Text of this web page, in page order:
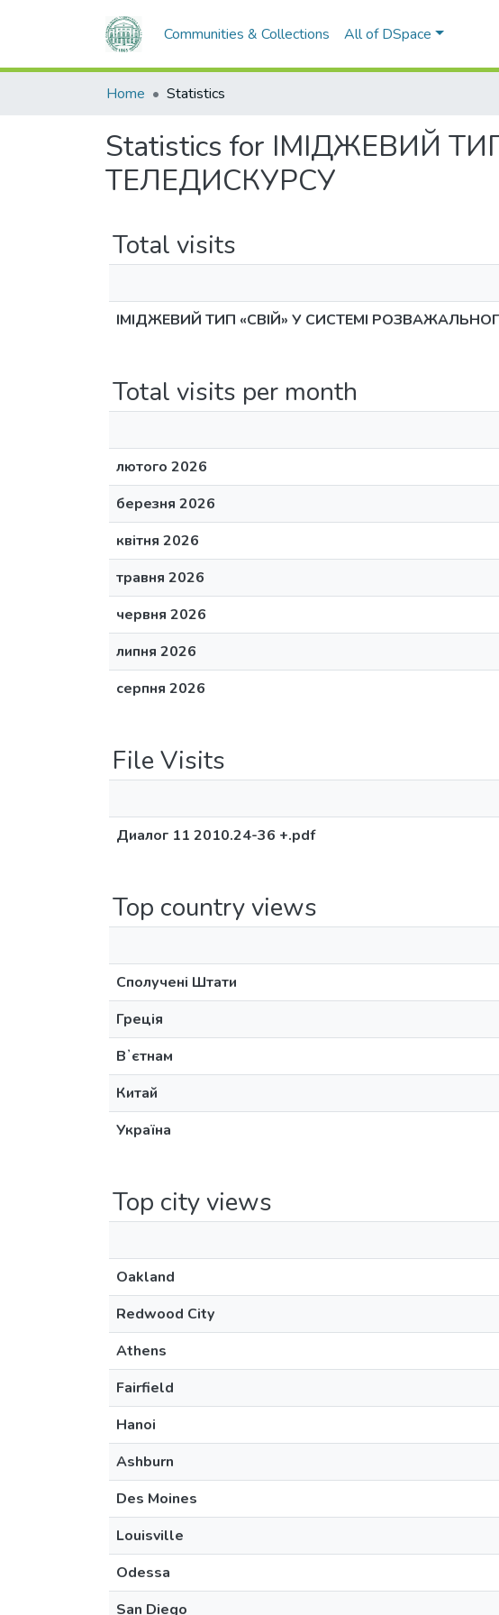
Communities & Collections All of DSpace
Home Statistics
Statistics for ІМІДЖЕВИЙ
ТЕЛЕДИСКУРСУ
Total visits
ІМІДЖЕВИЙ ТИП «СВІЙ» У СИСТЕМІ
Total visits per month
лютого 2026
березня 2026
квітня 2026
травня 2026
червня 2026
липня 2026
серпня 2026
File Visits
Диалог 11 2010.24-36 +.pdf
Top country views
Сполучені Штати
Греція
Вʼєтнам
Китай
Україна
Top city views
Oakland
Redwood City
Athens
Fairfield
Hanoi
Ashburn
Des Moines
Louisville
Odessa
San Diego